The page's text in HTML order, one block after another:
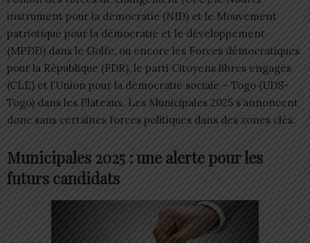
instrument pour la démocratie (NID) et le Mouvement
patriotique pour la démocratie et le développement
(MPDD) dans le Golfe, ou encore les Forces démocratiques
pour la République (FDR), le parti Citoyens libres engagés
(CLE) et l’Union pour la démocratie sociale – Togo (UDS-
Togo) dans les Plateaux. Les Municipales 2025 s’annoncent
donc sans certaines forces politiques dans des zones clés.
Municipales 2025 : une alerte pour les
futurs candidats